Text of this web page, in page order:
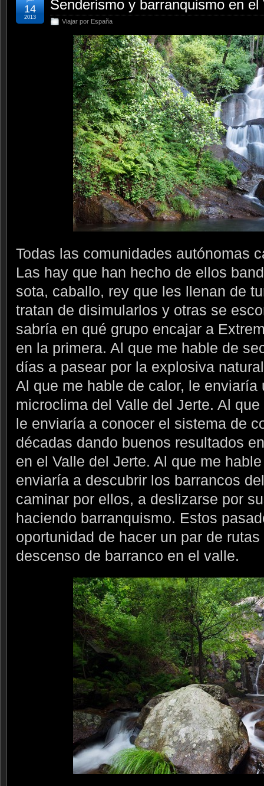
Senderismo y barranquismo en el
Viajar por España
14
2013
Todas las comunidades autónomas
Las hay que han hecho de ellos
sota, caballo, rey que les llenan de
tratan de disimularlos y otras se
sabría en qué grupo encajar a
en la primera. Al que me hable de
días a pasear por la explosiva
Al que me hable de calor, le
microclima del Valle del Jerte. Al
le enviaría a conocer el sistema de
décadas dando buenos resultados
en el Valle del Jerte. Al que me
enviaría a descubrir los barrancos
caminar por ellos, a deslizarse por
haciendo barranquismo. Estos
oportunidad de hacer un par de
descenso de barranco en el valle.